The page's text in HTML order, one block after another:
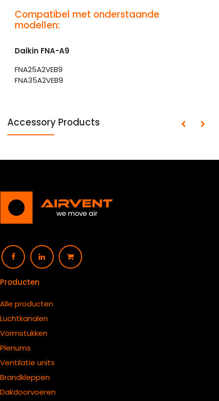
Compatibel met onderstaande
modellen:
Daikin FNA-A9
FNA25A2VEB9
FNA35A2VEB9
Accessory Products
Producten
Alle producten
Luchtkanalen
Vormstukken
Plenums
Ventilatie units
Brandkleppen
Dakdoorvoeren